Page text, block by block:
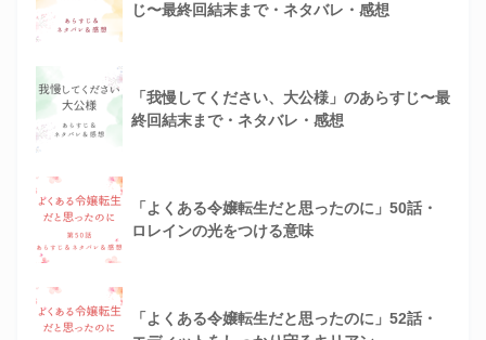
じ〜最終回結末まで・ネタバレ・感想
「我慢してください、大公様」のあらすじ〜最
終回結末まで・ネタバレ・感想
「よくある令嬢転生だと思ったのに」50話・
ロレインの光をつける意味
「よくある令嬢転生だと思ったのに」52話・